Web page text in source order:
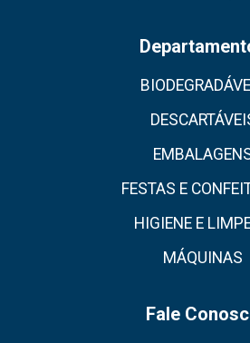
FESTAS E
HIGIENE E
MÁQUINAS
Fale